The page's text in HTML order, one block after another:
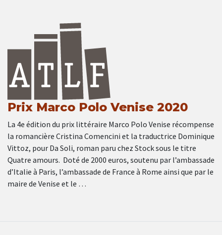
Prix Marco Polo Venise 2020
La 4e édition du prix littéraire Marco Polo Venise récompense
la romancière Cristina Comencini et la traductrice Dominique
Vittoz, pour Da Soli, roman paru chez Stock sous le titre
Quatre amours. Doté de 2000 euros, soutenu par l’ambassade
d’Italie à Paris, l’ambassade de France à Rome ainsi que par le
maire de Venise et le …